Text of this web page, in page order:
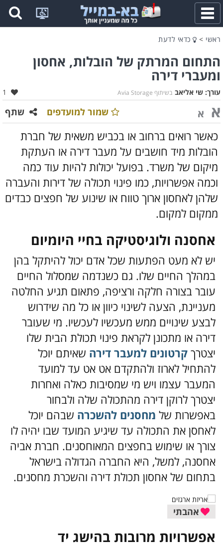
פתח
תפריט
ראשי > כדאי לדעת
התחום המרתק של הובלות, אחסון
ומעברי דירה
בשיתוף Avia Storage עורך: שי אליאב 1
א א שתף שמור למועדפים
כאשר רואים ברחוב או בכביש משאית של חברת
הובלות מיד חושבים על מעבר דירה או העתקת
מיקום של משרד. בפועל יכולות להיות עוד כמה
וכמה אפשרויות, כמו פינוי תכולה של דירות והעברה
שלהן לאחסון ארוך טווח או שינוע של חפצים כבדים
ממקום למקום.
אחסנה ולוגיסטיקה בחיי היומיום
יש לא מעט הפתעות שכל אדם יכול להיתקל בהן
במהלך החיים שלו. גם כשנדמה שמסלול החיים
עובר בצורה חלקה ורציפה, פתאום תגיע החלטה
מעניינת, הצעה לשינוי כיוון או כל מה שידרוש
לבצע שינויים ממש מעכשיו לעכשיו. מי שעובר
דירה או מתכונן לקראת פינוי תכולת הבית שלו
יצטרךקרטונים למעבר דירה שאיתם יוכל
להתחיל לארוז ולהתקדם אט אט עד למועד
המעבר עצמו ויש מי שמסיבות כאלה ואחרות
יצטרך לרוקן דירה מהתכולה שלה ולבחור
באפשרות של מחסנים להשכרה שבהם יוכל
לאחסן את התכולה עד שיגיע המועד שבו יהיה לו
צורך או שימוש בחפצים המאוחסנים. חברת אביה
אחסנה, למשל, היא החברה הגדולה בישראל
בתחום של אחסון תכולת דירה והשכרת מחסנים.
אהבתי
אפשרויות מרובות בהישג יד